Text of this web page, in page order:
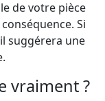
de votre pièce
Si
suggérera une
vraiment ?